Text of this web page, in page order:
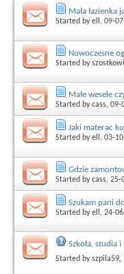
Mała
Started byell , 09-
Nowoczesne
Started by
Małe wesele
Started bycass, 09-
Jaki materac
Started byell , 03-
Gdzie
Started bycass, 25-
Szukam pani
Started byell , 24-
Szkoła, studia
Started byszpila59,